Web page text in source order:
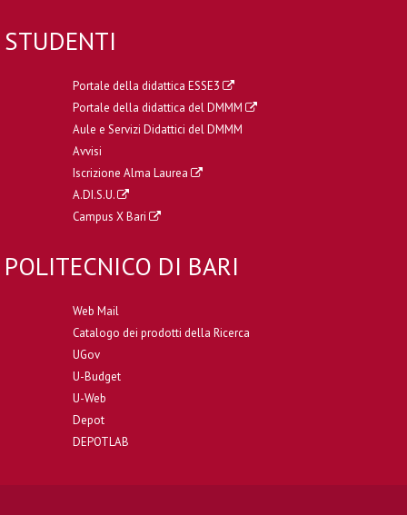
STUDENTI
Portale della didattica ESSE3
Portale della didattica del DMMM
Aule e Servizi Didattici del DMMM
Avvisi
Iscrizione Alma Laurea
A.DI.S.U.
Campus X Bari
POLITECNICO DI BARI
Web Mail
Catalogo dei prodotti della Ricerca
UGov
U-Budget
U-Web
Depot
DEPOTLAB